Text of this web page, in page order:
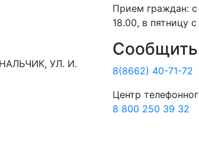
УЛ. И.
Прием граждан:
18.00, в пятницу
Сообщить
8(8662) 40-71-72
Центр
8 800 250 39 32